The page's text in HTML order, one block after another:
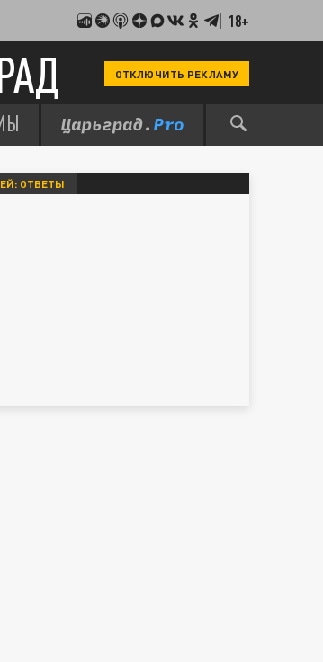
18+
ОТКЛЮЧИТЬ РЕКЛАМУ
ОТВЕТЫ